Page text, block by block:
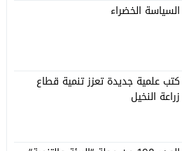
السياسة الخضراء
كتب علمية جديدة تعزز تنمية قطاع
زراعة النخيل